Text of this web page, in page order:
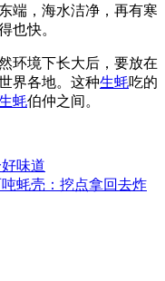
端，海水洁净，再有寒
也快。
然环境下长大后，要放在
界各地。这种生蚝吃的
蚝伯仲之间。
味道
蚝壳：挖点拿回去炸